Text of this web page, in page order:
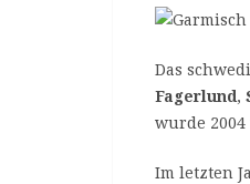
Das
Fagerlund,
wurde
Im letzten